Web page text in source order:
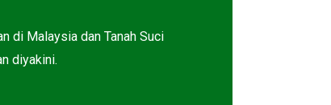
di Malaysia dan Tanah Suci
diyakini.